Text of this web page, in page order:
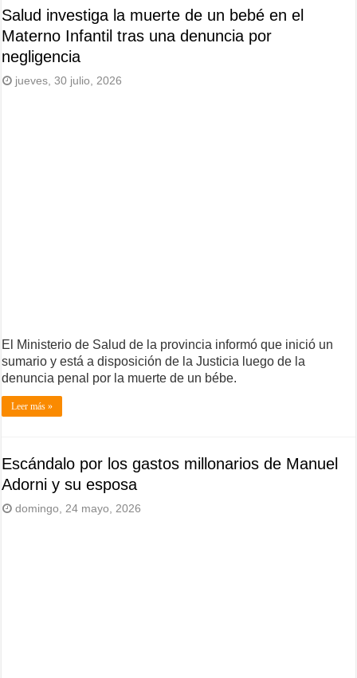
Salud investiga la muerte de un bebé en el
Materno Infantil tras una denuncia por
negligencia
jueves, 30 julio, 2026
El Ministerio de Salud de la provincia informó que inició un
sumario y está a disposición de la Justicia luego de la
denuncia penal por la muerte de un bébe.
Leer más »
Escándalo por los gastos millonarios de Manuel
Adorni y su esposa
domingo, 24 mayo, 2026